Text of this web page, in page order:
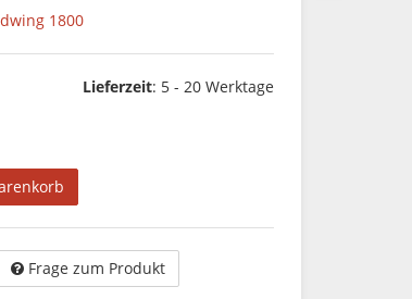
1800
Lieferzeit: 5 - 20 Werktage
Frage zum Produkt